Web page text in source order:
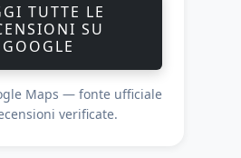
TUTTE LE
SU
GOOGLE
Maps — fonte ufficiale
verificate.